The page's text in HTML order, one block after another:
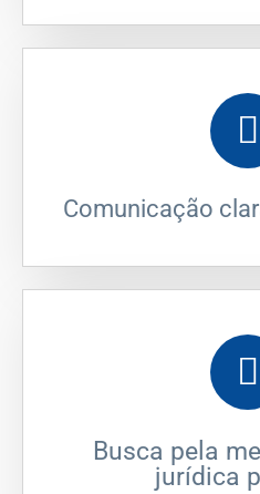
Comunicação
Busca pela
jurídica